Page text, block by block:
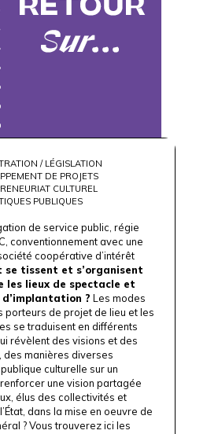
/ LÉGISLATION
DE PROJETS
CULTUREL
PUBLIQUES
de service public, régie
conventionnement avec une
coopérative d’intérêt
se tissent et s’organisent
les lieux de spectacle et
? Les modes
porteurs de projet de lieu et les
se traduisent en différents
révèlent des visions et des
des manières diverses
culturelle sur un
une vision partagée
élus des collectivités et
dans la mise en oeuvre de
? Vous trouverez ici les